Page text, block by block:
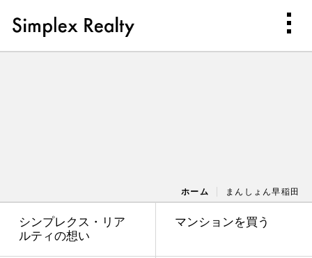
ホーム まんしょん早稲田
シンプレクス・リア
ルティの想い
マンションを買う